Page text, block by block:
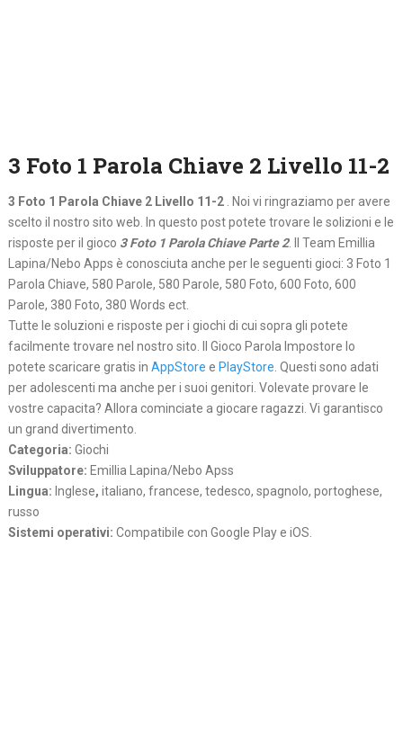
3 Foto 1 Parola Chiave 2 Livello 11-2
3 Foto 1 Parola Chiave 2 Livello 11-2 . Noi vi ringraziamo per avere
scelto il nostro sito web. In questo post potete trovare le solizioni e le
risposte per il gioco 3 Foto 1 Parola Chiave Parte 2. Il Team Emillia
Lapina/Nebo Apps è conosciuta anche per le seguenti gioci: 3 Foto 1
Parola Chiave, 580 Parole, 580 Parole, 580 Foto, 600 Foto, 600
Parole, 380 Foto, 380 Words ect.
Tutte le soluzioni e risposte per i giochi di cui sopra gli potete
facilmente trovare nel nostro sito. Il Gioco Parola Impostore lo
potete scaricare gratis in AppStore e PlayStore. Questi sono adati
per adolescenti ma anche per i suoi genitori. Volevate provare le
vostre capacita? Allora cominciate a giocare ragazzi. Vi garantisco
un grand divertimento.
Categoria: Giochi
Sviluppatore: Emillia Lapina/Nebo Apss
Lingua: Inglese, italiano, francese, tedesco, spagnolo, portoghese,
russo
Sistemi operativi: Compatibile con Google Play e iOS.